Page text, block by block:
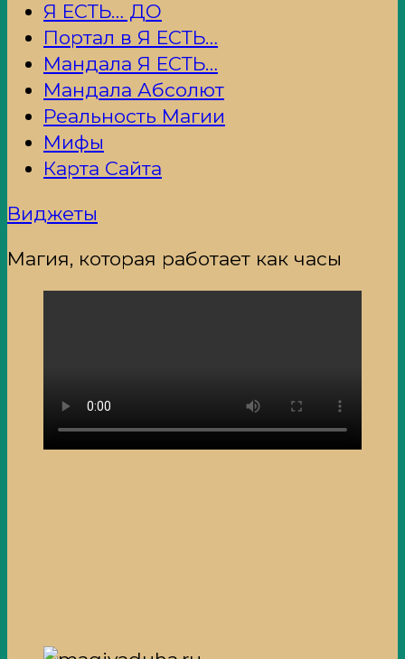
Я ЕСТЬ… ДО
Портал в Я ЕСТЬ…
Мандала Я ЕСТЬ…
Мандала Абсолют
Реальность Магии
Мифы
Карта Сайта
Виджеты
Магия, которая работает как часы